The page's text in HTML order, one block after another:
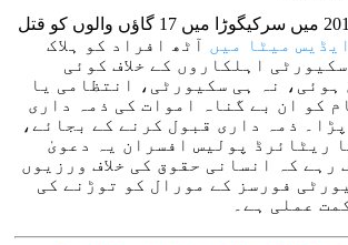
مثال کے طور پر، 2012 میں سرکیگوڑا میں 17 گاؤں والوں کو قتل
آٹھ افراد کو ہلاک
اہلکاروں کے خلاف کوئی
ہوئی، نہ ہی سکیورٹی، انتظامی یا
کو ان بے گناہ اموات کی ذمہ داری
ذمہ داری قبول کرنے کے بجائے،
ریٹائرڈ پولیس افسران یہ دعویٰ
رہے کہ انسانی حقوق کی خلاف ورزیوں
فورسز کے مورال کو توڑنے کی
عملی ہے۔